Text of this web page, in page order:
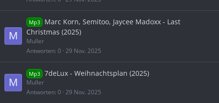
M
Mp3
Marc Korn, Semitoo, Jaycee Madoxx - Last
Christmas (2025)
Muller
Antworten 0 29 Nov. 2025
M
Mp3 7deLux - Weihnachtsplan (2025)
Muller
Antworten 0 29 Nov. 2025